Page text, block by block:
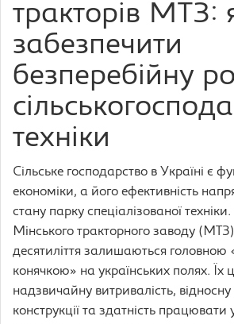
тракторів МТЗ:
забезпечити
безперебійну
техніки
Сільське господарство в Україні є
економіки, а його ефективність
стану парку спеціалізованої
Мінського тракторного заводу
десятиліття залишаються головною
конячкою» на українських полях. Їх
надзвичайну витривалість, відносну
конструкції та здатність